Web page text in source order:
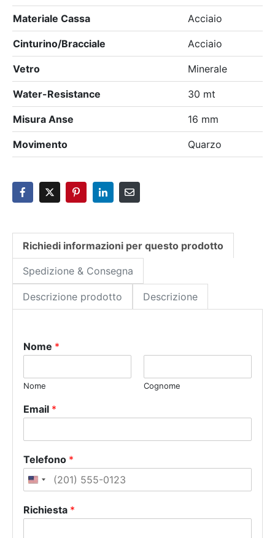
Materiale Cassa Acciaio
Cinturino/Bracciale Acciaio
Vetro Minerale
Water-Resistance 30 mt
Misura Anse 16 mm
Movimento Quarzo
Richiedi informazioni per questo prodotto
Spedizione & Consegna
Descrizione prodotto Descrizione
Nome *
Nome Cognome
Email *
Telefono *
U
i
Richiesta *